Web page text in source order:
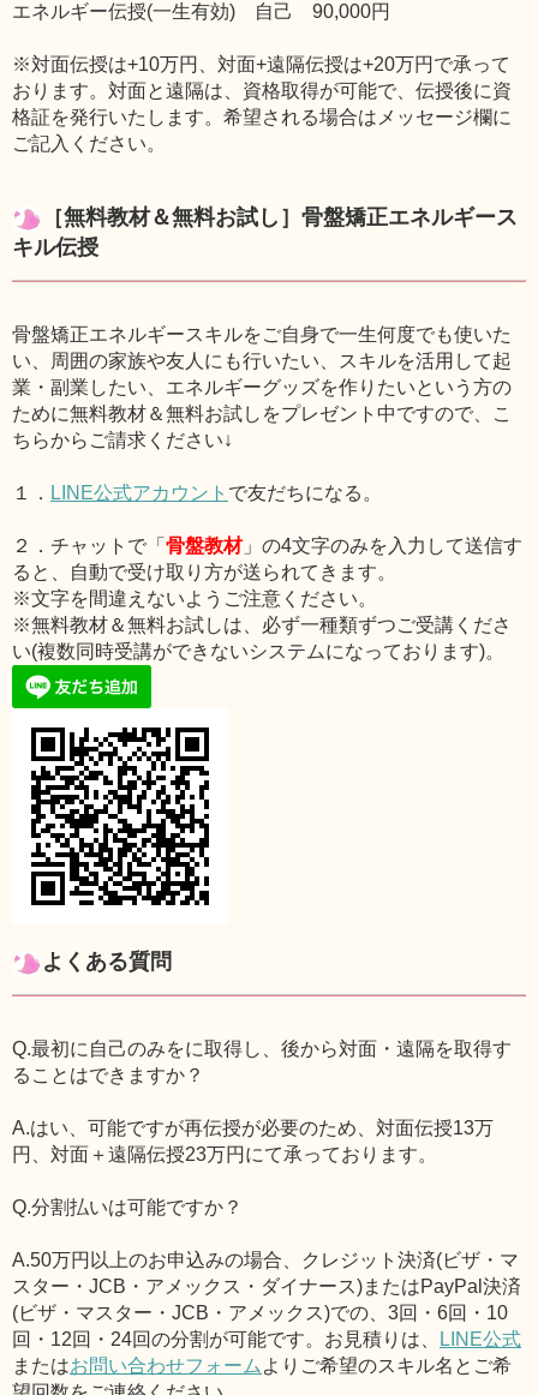
エネルギー伝授(一生有効) 自己 90,000円
※対面伝授は+10万円、対面+遠隔伝授は+20万円で承って
おります。対面と遠隔は、資格取得が可能で、伝授後に資
格証を発行いたします。希望される場合はメッセージ欄に
ご記入ください。
［無料教材＆無料お試し］骨盤矯正エネルギース
キル伝授
骨盤矯正エネルギースキルをご自身で一生何度でも使いた
い、周囲の家族や友人にも行いたい、スキルを活用して起
業・副業したい、エネルギーグッズを作りたいという方の
ために無料教材＆無料お試しをプレゼント中ですので、こ
ちらからご請求ください↓
１． LINE公式アカウント で友だちになる。
２．チャットで「 骨盤教材」の4文字のみを入力して送信す
ると、自動で受け取り方が送られてきます。
※文字を間違えないようご注意ください。
※無料教材＆無料お試しは、必ず一種類ずつご受講くださ
い(複数同時受講ができないシステムになっております)。
よくある質問
Q.最初に自己のみをに取得し、後から対面・遠隔を取得す
ることはできますか？
A.はい、可能ですが再伝授が必要のため、対面伝授13万
円、対面＋遠隔伝授23万円にて承っております。
Q.分割払いは可能ですか？
A.50万円以上のお申込みの場合、クレジット決済(ビザ・マ
スター・JCB・アメックス・ダイナース)またはPayPal決済
(ビザ・マスター・JCB・アメックス)での、3回・6回・10
回・12回・24回の分割が可能です。お見積りは、
LINE公式
またはお問い合わせフォーム よりご希望のスキル名とご希